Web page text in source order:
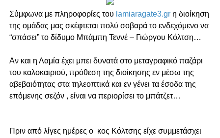
Σύμφωνα με πληροφορίες του lamiaragate3.grη διοίκηση
της ομάδας μας σκέφτεται πολύ σοβαρά το ενδεχόμενο να
“σπάσει” το δίδυμο Μπάμπη Τεννέ – Γιώργου Κόλτση…
Αν και η Λαμία έχει μπει δυνατά στο μεταγραφικό παζάρι
του καλοκαιριού, πρόθεση της διοίκησης εν μέσω της
αβεβαιότητας στα τηλεοπτικά και εν γένει τα έσοδα της
επόμενης σεζόν , είναι να περιορίσει το μπάτζετ…
Πριν από λίγες ημέρες ο κος Κόλτσης είχε συμμετάσχει